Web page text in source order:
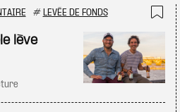
# LEVÉE DE FONDS
lève